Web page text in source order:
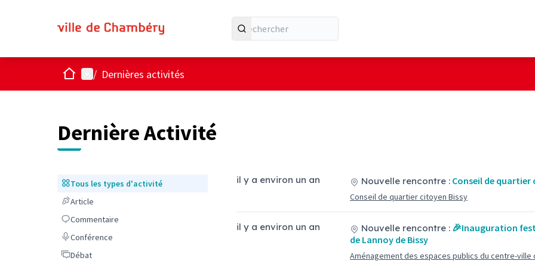
AccueilMenu principal
/ Dernières activités
Dernière Activité
Tous les types d'activité
Tous les types d'activité
ArticleArticle
Commentaire
Commentaire
Conférence
Conférence
DébatDébat
il y a environ un an Nouvelle rencontre : Conseil de quartier
Conseil de quartier citoyen Bissy
il y a environ un an Nouvelle rencontre : 🎉Inauguration
de Lannoy de Bissy
Aménagement des espaces publics du centre-ville